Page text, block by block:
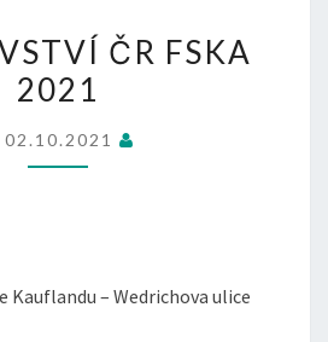
ČR
FSKA
ČR FSKA
2021
02.10.2021
Kauflandu – Wedrichova ulice